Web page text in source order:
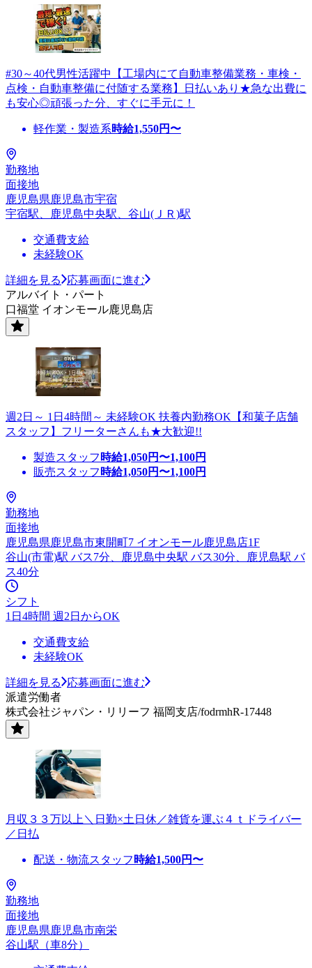
#30～40代男性活躍中【工場内にて自動車整備業務・車検・
点検・自動車整備に付随する業務】日払いあり★急な出費に
も安心◎頑張った分、すぐに手元に！
軽作業・製造系時給1,550円〜
勤務地
面接地
鹿児島県鹿児島市宇宿
宇宿駅、鹿児島中央駅、谷山(ＪＲ)駅
交通費支給
未経験OK
詳細を見る
応募画面に進む
アルバイト・パート
口福堂 イオンモール鹿児島店
週2日～ 1日4時間～ 未経験OK 扶養内勤務OK【和菓子店舗
スタッフ】フリーターさんも★大歓迎!!
製造スタッフ 時給1,050円〜1,100円
販売スタッフ 時給1,050円〜1,100円
勤務地
面接地
鹿児島県鹿児島市東開町7 イオンモール鹿児島店1F
谷山(市電)駅 バス7分、鹿児島中央駅 バス30分、鹿児島駅 バ
ス40分
シフト
1日4時間 週2日からOK
交通費支給
未経験OK
詳細を見る
応募画面に進む
派遣労働者
株式会社ジャパン・リリーフ 福岡支店/fodrmhR-17448
月収３３万以上＼日勤×土日休／雑貨を運ぶ４ｔドライバー
／日払
配送・物流スタッフ 時給1,500円〜
勤務地
面接地
鹿児島県鹿児島市南栄
谷山駅（車8分）